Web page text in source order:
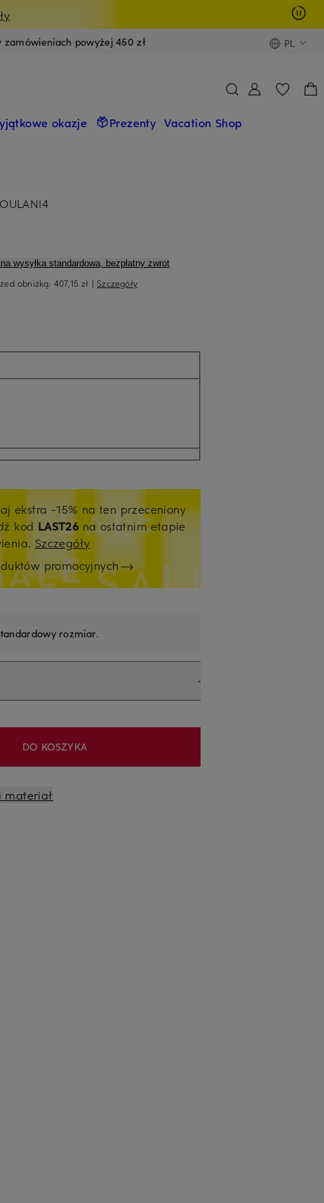
zamówieniach powyżej 450 zł PL
okazje Prezenty Vacation Shop
wysyłka standardowa, bezpłatny zwrot
obniżką: 407,15 zł |Szczegóły
ekstra -15% na ten przeceniony
kod LAST26 na ostatnim etapie
Szczegóły
promocyjnych
rozmiar.
DO KOSZYKA
materiał